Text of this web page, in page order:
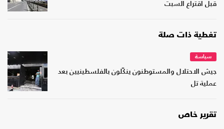
قبل اقتراع السبت
تغطية ذات صلة
سياسة
جيش الاحتلال والمستوطنون ينكّلون بالفلسطينيين بعد
عملية تل
تقرير خاص